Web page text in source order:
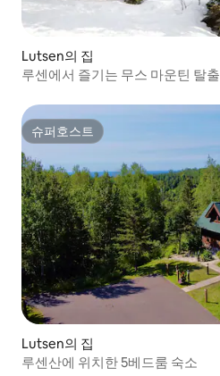
Lutsen의 집
루센에서 즐기는 무스 마운틴 탈출
슈퍼호스트
슈퍼호스트
Lutsen의 집
루센산에 위치한 5베드룸 숙소